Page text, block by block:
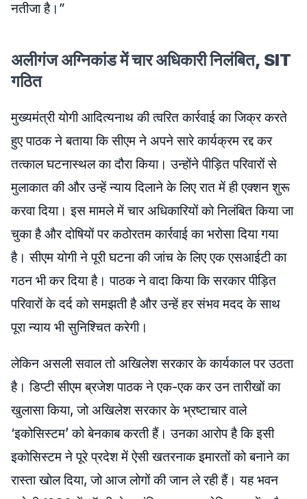
नतीजा है।”
अलीगंज अग्निकांड में चार अधिकारी निलंबित, SIT
गठित
मुख्यमंत्री योगी आदित्यनाथ की त्वरित कार्रवाई का जिक्र करते
हुए पाठक ने बताया कि सीएम ने अपने सारे कार्यक्रम रद्द कर
तत्काल घटनास्थल का दौरा किया। उन्होंने पीड़ित परिवारों से
मुलाकात की और उन्हें न्याय दिलाने के लिए रात में ही एक्शन शुरू
करवा दिया। इस मामले में चार अधिकारियों को निलंबित किया जा
चुका है और दोषियों पर कठोरतम कार्रवाई का भरोसा दिया गया
है। सीएम योगी ने पूरी घटना की जांच के लिए एक एसआईटी का
गठन भी कर दिया है। पाठक ने वादा किया कि सरकार पीड़ित
परिवारों के दर्द को समझती है और उन्हें हर संभव मदद के साथ
पूरा न्याय भी सुनिश्चित करेगी।
लेकिन असली सवाल तो अखिलेश सरकार के कार्यकाल पर उठता
है। डिप्टी सीएम ब्रजेश पाठक ने एक-एक कर उन तारीखों का
खुलासा किया, जो अखिलेश सरकार के भ्रष्टाचार वाले
‘इकोसिस्टम’ को बेनकाब करती हैं। उनका आरोप है कि इसी
इकोसिस्टम ने पूरे प्रदेश में ऐसी खतरनाक इमारतों को बनाने का
रास्ता खोल दिया, जो आज लोगों की जान ले रही हैं। यह भवन